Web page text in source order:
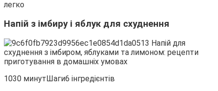
легко
Напій з імбиру і яблук для схуднення
1030 минутШаги6 інгредієнтів